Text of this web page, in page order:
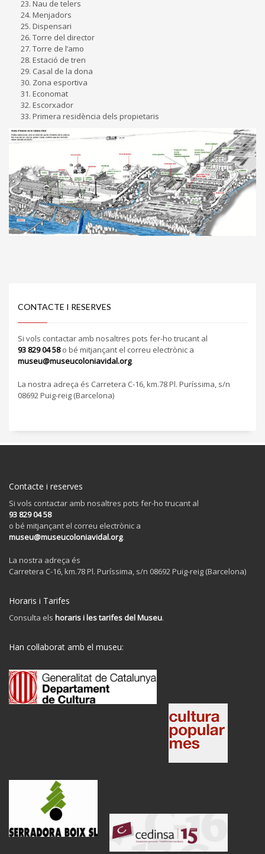
Nau de telers
Menjadors
Dispensari
Torre del director
Torre de l’amo
Estació de tren
Casal de la dona
Zona esportiva
Economat
Escorxador
Primera residència dels propietaris
CONTACTE I RESERVES
Si vols contactar amb nosaltres pots fer-ho trucant al
93 829 04 58o bé mitjançant el correu electrònic a
museu@museucoloniavidal.org.
La nostra adreça és Carretera C-16, km.78 Pl. Puríssima, s/n
08692 Puig-reig (Barcelona)
Contacte i reserves
Si vols contactar amb nosaltres pots fer-ho trucant al
93 829 04 58
o bé mitjançant el correu electrònic a
museu@museucoloniavidal.org.
La nostra adreça és
Carretera C-16, km.78 Pl. Puríssima, s/n 08692 Puig-reig (Barcelona)
Horaris i Tarifes
Consulta els horaris i les tarifes del Museu.
Han col·laborat amb el museu: